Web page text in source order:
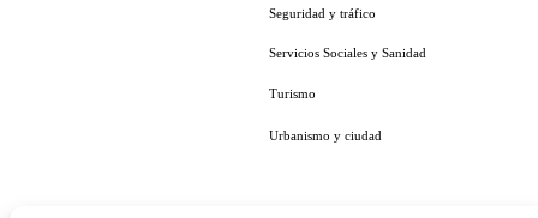
Seguridad y tráfico
Servicios Sociales y Sanidad
Turismo
Urbanismo y ciudad